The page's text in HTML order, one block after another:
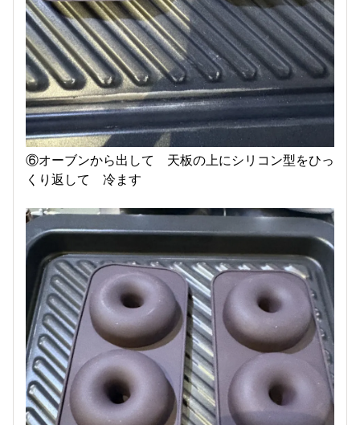
⑥オーブンから出して 天板の上にシリコン型をひっ
くり返して 冷ます